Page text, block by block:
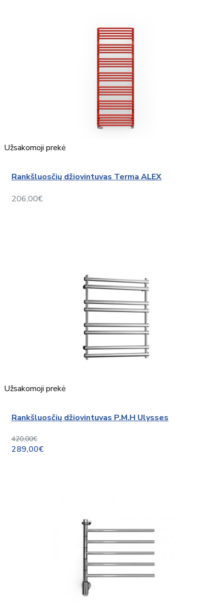
Užsakomoji prekė
Rankšluosčių džiovintuvas Terma ALEX
206,00€
Užsakomoji prekė
Rankšluosčių džiovintuvas P.M.H Ulysses
420,00€
289,00€